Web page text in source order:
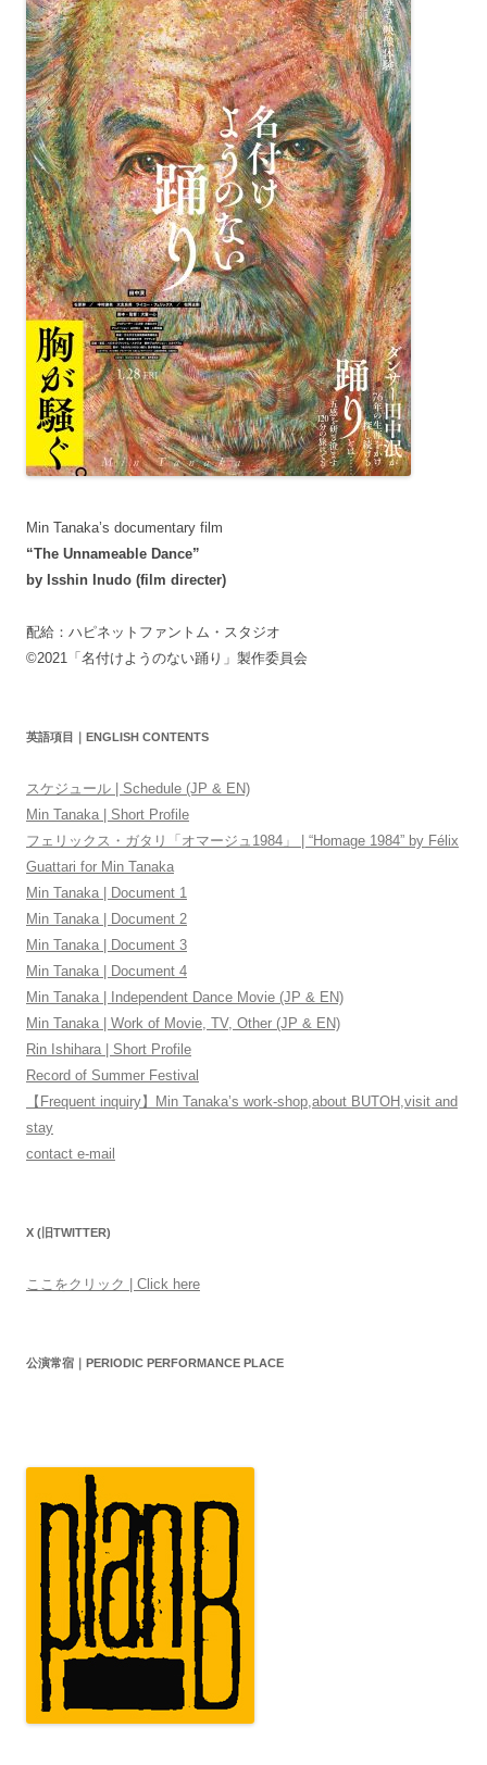
Min Tanaka’s documentary film
“The Unnameable Dance”
by Isshin Inudo (film directer)
配給：ハピネットファントム・スタジオ
©2021「名付けようのない踊り」製作委員会
英語項目｜ENGLISH CONTENTS
スケジュール | Schedule (JP & EN)
Min Tanaka | Short Profile
フェリックス・ガタリ「オマージュ1984」 | “Homage 1984” by Félix
Guattari for Min Tanaka
Min Tanaka | Document 1
Min Tanaka | Document 2
Min Tanaka | Document 3
Min Tanaka | Document 4
Min Tanaka | Independent Dance Movie (JP & EN)
Min Tanaka | Work of Movie, TV, Other (JP & EN)
Rin Ishihara | Short Profile
Record of Summer Festival
【Frequent inquiry】Min Tanaka’s work-shop,about BUTOH,visit and
stay
contact e-mail
X (旧TWITTER)
ここをクリック | Click here
公演常宿｜PERIODIC PERFORMANCE PLACE